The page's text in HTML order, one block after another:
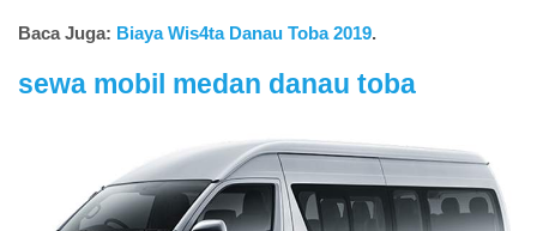
Baca Juga: Biaya Wis4ta Danau Toba 2019.
sewa mobil medan danau toba